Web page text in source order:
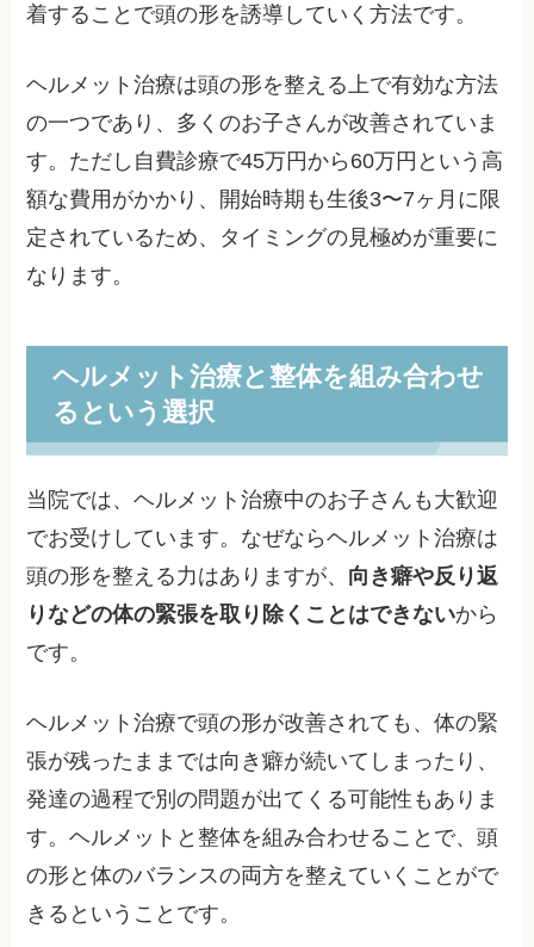
着することで頭の形を誘導していく方法です。
ヘルメット治療は頭の形を整える上で有効な方法
の一つであり、多くのお子さんが改善されていま
す。ただし自費診療で45万円から60万円という高
額な費用がかかり、開始時期も生後3〜7ヶ月に限
定されているため、タイミングの見極めが重要に
なります。
ヘルメット治療と整体を組み合わせ
るという選択
当院では、ヘルメット治療中のお子さんも大歓迎
でお受けしています。なぜならヘルメット治療は
頭の形を整える力はありますが、 向き癖や反り返
りなどの体の緊張を取り除くことはできないから
です。
ヘルメット治療で頭の形が改善されても、体の緊
張が残ったままでは向き癖が続いてしまったり、
発達の過程で別の問題が出てくる可能性もありま
す。ヘルメットと整体を組み合わせることで、頭
の形と体のバランスの両方を整えていくことがで
きるということです。